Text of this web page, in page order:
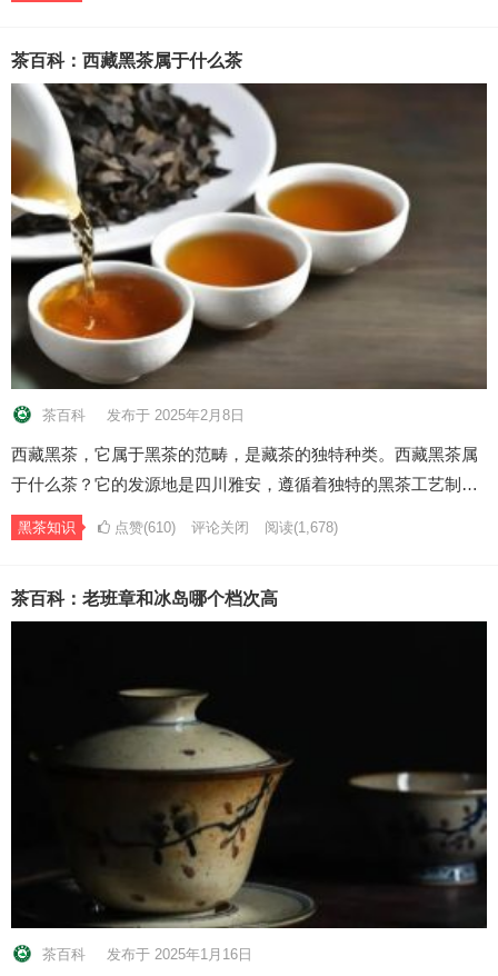
茶百科：西藏黑茶属于什么茶
茶百科 发布于 2025年2月8日
西藏黑茶，它属于黑茶的范畴，是藏茶的独特种类。西藏黑茶属
于什么茶？它的发源地是四川雅安，遵循着独特的黑茶工艺制…
黑茶知识 点赞(610) 评论关闭 阅读(1,678)
茶百科：老班章和冰岛哪个档次高
茶百科 发布于 2025年1月16日